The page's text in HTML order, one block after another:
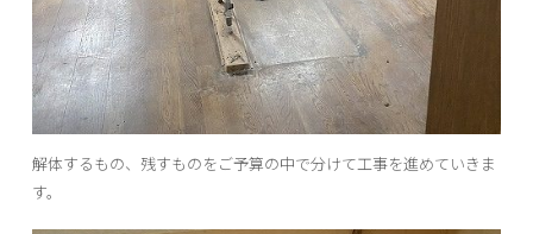
解体するもの、残すものをご予算の中で分けて工事を進めていきま
す。